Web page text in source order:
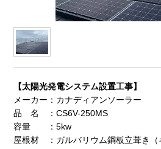
【太陽光発電システム設置工事】
メーカー：カナディアンソーラー
品 名 ：CS6V-250MS
容量 ：5kw
屋根材 ：ガルバリウム鋼板立葺き（